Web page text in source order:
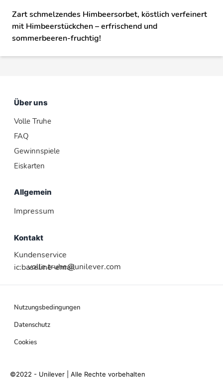
Zart schmelzendes Himbeersorbet, köstlich verfeinert
mit Himbeerstückchen – erfrischend und
sommerbeeren-fruchtig!
Über uns
Volle Truhe
FAQ
Gewinnspiele
Eiskarten
Allgemein
Impressum
Kontakt
Kundenservice
ic:baseline-email
volle.truhe@unilever.com
Nutzungsbedingungen
Datenschutz
Cookies
©2022 - Unilever | Alle Rechte vorbehalten